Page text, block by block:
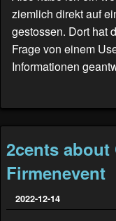
ziemlich direkt auf
gestossen. Dort hat
Frage von einem
Informationen
2cents about
Firmenevent
2022-12-14